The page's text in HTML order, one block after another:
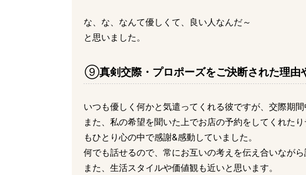
な、な、なんて優しくて、良い人なんだ～
と思いました。
⑨真剣交際・プロポーズをご決断された理
いつも優しく何かと気遣ってくれる彼ですが、交際期
また、私の希望を聞いた上でお店の予約をしてくれた
もひとり心の中で感謝&感動していました。
何でも話せるので、常にお互いの考えを伝え合いながら
また、生活スタイルや価値観も近いと思います。